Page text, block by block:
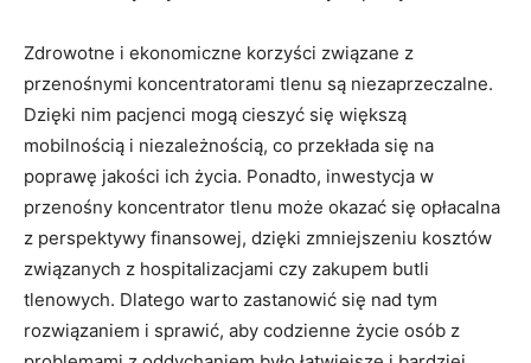
Zdrowotne i ekonomiczne korzyści związane z‌
przenośnymi ⁤koncentratorami tlenu​ są niezaprzeczalne.
‍Dzięki nim ⁢pacjenci mogą cieszyć‍ się większą
⁢mobilnością i niezależnością,⁤ co przekłada⁤ się​ na
poprawę jakości ich życia. Ponadto, inwestycja w
przenośny koncentrator tlenu może okazać się opłacalna
z perspektywy finansowej, dzięki zmniejszeniu ​kosztów
związanych z ‍hospitalizacjami czy zakupem butli
tlenowych. Dlatego ⁢warto zastanowić ‍się nad tym
rozwiązaniem i sprawić, aby​ codzienne życie osób ‍z